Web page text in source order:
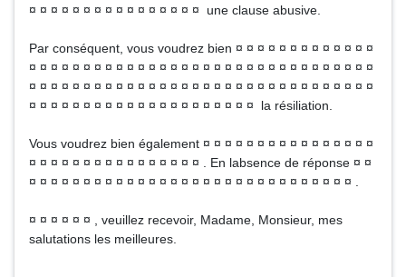
¤ ¤ ¤ ¤ ¤ ¤ ¤ ¤ ¤ ¤ ¤ ¤ ¤ ¤ ¤ ¤ une clause abusive.
Par conséquent, vous voudrez bien ¤ ¤ ¤ ¤ ¤ ¤ ¤ ¤ ¤ ¤ ¤ ¤ ¤
¤ ¤ ¤ ¤ ¤ ¤ ¤ ¤ ¤ ¤ ¤ ¤ ¤ ¤ ¤ ¤ ¤ ¤ ¤ ¤ ¤ ¤ ¤ ¤ ¤ ¤ ¤ ¤ ¤ ¤ ¤ ¤
¤ ¤ ¤ ¤ ¤ ¤ ¤ ¤ ¤ ¤ ¤ ¤ ¤ ¤ ¤ ¤ ¤ ¤ ¤ ¤ ¤ ¤ ¤ ¤ ¤ ¤ ¤ ¤ ¤ ¤ ¤ ¤
¤ ¤ ¤ ¤ ¤ ¤ ¤ ¤ ¤ ¤ ¤ ¤ ¤ ¤ ¤ ¤ ¤ ¤ ¤ ¤ ¤ la résiliation.
Vous voudrez bien également ¤ ¤ ¤ ¤ ¤ ¤ ¤ ¤ ¤ ¤ ¤ ¤ ¤ ¤ ¤ ¤
¤ ¤ ¤ ¤ ¤ ¤ ¤ ¤ ¤ ¤ ¤ ¤ ¤ ¤ ¤ ¤ . En labsence de réponse ¤ ¤
¤ ¤ ¤ ¤ ¤ ¤ ¤ ¤ ¤ ¤ ¤ ¤ ¤ ¤ ¤ ¤ ¤ ¤ ¤ ¤ ¤ ¤ ¤ ¤ ¤ ¤ ¤ ¤ ¤ ¤ .
¤ ¤ ¤ ¤ ¤ ¤ , veuillez recevoir, Madame, Monsieur, mes
salutations les meilleures.